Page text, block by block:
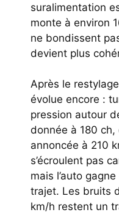
suralimentation
monte à environ
ne bondissent
devient plus
Après le
évolue encore :
pression autour
donnée à 180
annoncée à 210
s’écroulent pas
mais l’auto
trajet. Les bruits
km/h restent un